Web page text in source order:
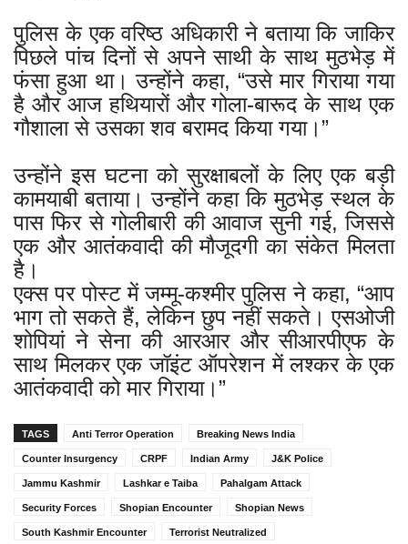
पुलिस के एक वरिष्ठ अधिकारी ने बताया कि जाकिर
पिछले पांच दिनों से अपने साथी के साथ मुठभेड़ में
फंसा हुआ था। उन्होंने कहा, “उसे मार गिराया गया
है और आज हथियारों और गोला-बारूद के साथ एक
गौशाला से उसका शव बरामद किया गया।”
उन्होंने इस घटना को सुरक्षाबलों के लिए एक बड़ी
कामयाबी बताया। उन्होंने कहा कि मुठभेड़ स्थल के
पास फिर से गोलीबारी की आवाज सुनी गई, जिससे
एक और आतंकवादी की मौजूदगी का संकेत मिलता
है।
एक्स पर पोस्ट में जम्मू-कश्मीर पुलिस ने कहा, “आप
भाग तो सकते हैं, लेकिन छुप नहीं सकते। एसओजी
शोपियां ने सेना की आरआर और सीआरपीएफ के
साथ मिलकर एक जॉइंट ऑपरेशन में लश्कर के एक
आतंकवादी को मार गिराया।”
TAGS Anti Terror Operation Breaking News India
Counter Insurgency CRPF Indian Army J&K Police
Jammu Kashmir Lashkar e Taiba Pahalgam Attack
Security Forces Shopian Encounter Shopian News
South Kashmir Encounter Terrorist Neutralized